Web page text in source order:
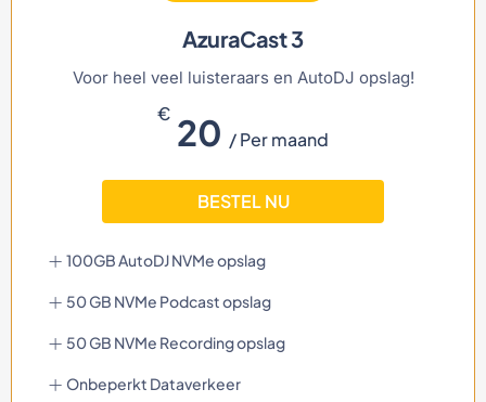
AzuraCast 3
Voor heel veel luisteraars en AutoDJ opslag!
€ 20 / Per maand
BESTEL NU
100GB AutoDJ NVMe opslag
50 GB NVMe Podcast opslag
50 GB NVMe Recording opslag
Onbeperkt Dataverkeer